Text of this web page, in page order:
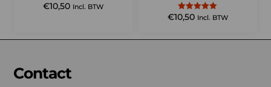
€10,50 Incl. BTW
Gewaardeerd
€10,50 Incl. BTW
Contact